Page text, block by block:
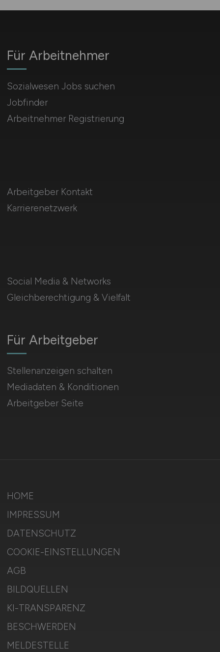
Für Arbeitnehmer
Sozialwesen Jobs suchen
Jobfinder
Arbeitnehmer Registrierung
Social Media & Networks
Gleichberechtigung & Vielfalt
Für Arbeitgeber
Stellenanzeigen schalten
Mediadaten & Konditionen
Arbeitgeber Seite
Arbeitgeber Kontakt
Karrierenetzwerk
HOME
IMPRESSUM
DATENSCHUTZ
COOKIE-EINSTELLUNGEN
AGB
BILDQUELLEN
KI-TRANSPARENZ
BESCHWERDEN
MELDESTELLE